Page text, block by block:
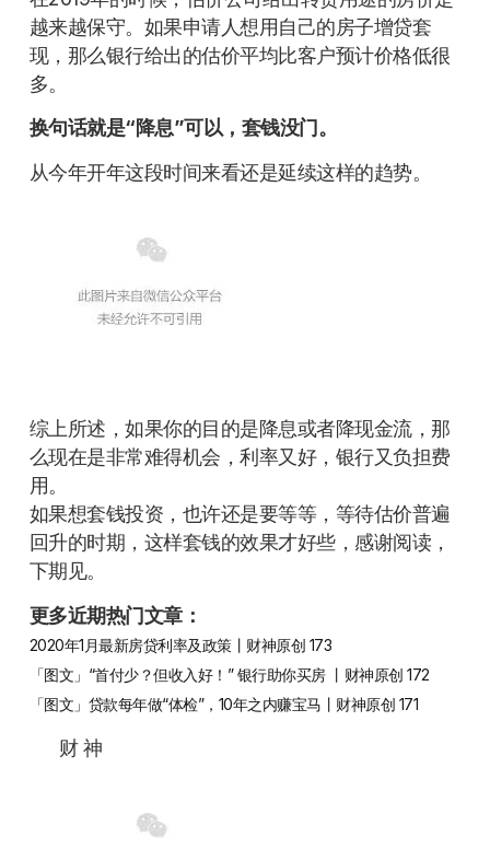
越来越保守。如果申请人想用自己的房子增贷套
现，那么银行给出的估价平均比客户预计价格低很
多。
换句话就是“降息”可以，套钱没门。
从今年开年这段时间来看还是延续这样的趋势。
综上所述，如果你的目的是降息或者降现金流，那
么现在是非常难得机会，利率又好，银行又负担费
用。
如果想套钱投资，也许还是要等等，等待估价普遍
回升的时期，这样套钱的效果才好些，感谢阅读，
下期见。
更多近期热门文章：
2020年1月最新房贷利率及政策丨财神原创 173
「图文」“首付少？但收入好！” 银行助你买房 丨财神原创 172
「图文」贷款每年做“体检”，10年之内赚宝马丨财神原创 171
财 神